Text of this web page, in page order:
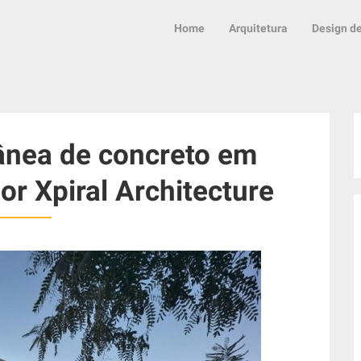
Home Arquitetura Design
de concreto em
Xpiral Architecture